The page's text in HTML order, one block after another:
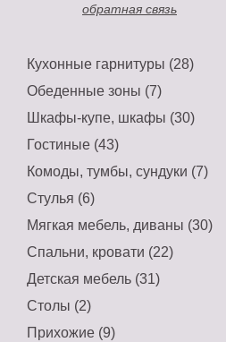
обратная связь
Кухонные гарнитуры (28)
Обеденные зоны (7)
Шкафы-купе, шкафы (30)
Гостиные (43)
Комоды, тумбы, сундуки (7)
Стулья (6)
Мягкая мебель, диваны (30)
Спальни, кровати (22)
Детская мебель (31)
Столы (2)
Прихожие (9)